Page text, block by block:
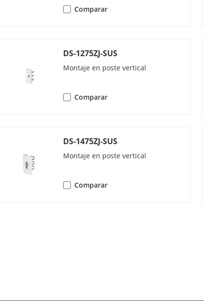
32 Kbps a 16 Mbps
Perfil Principal
Codificación H.264 y H.265
Comparar
DS-1275ZJ-SUS
Montaje en poste vertical
Comparar
DS-1475ZJ-SUS
Montaje en poste vertical
Comparar